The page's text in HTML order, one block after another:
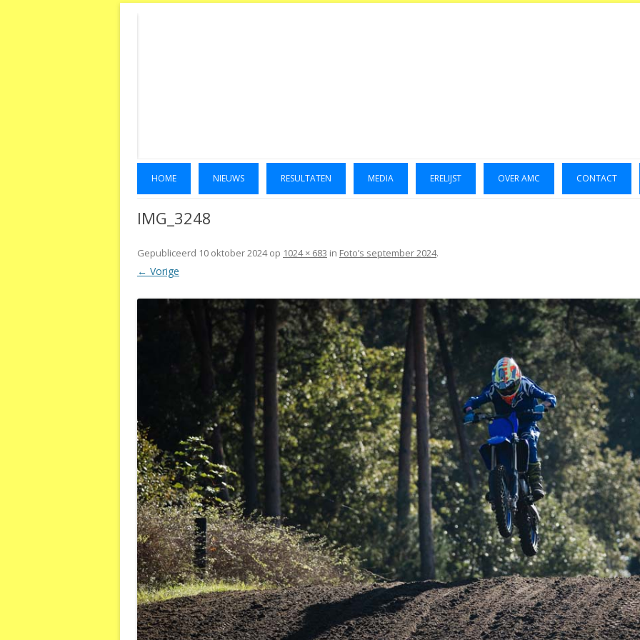
HOME NIEUWS RESULTATEN MEDIA
FOTO’S OKTOBER 2023
FOTO’S SEPTEMBER 2024
FOTO’S MAART 2025
FOTO’S OKTOBER 2025
ERELIJST OVER AMC CONTACT
IMG_3248
Gepubliceerd 10 oktober 2024op 1024 × 683 in Foto’s september 2024.
← Vorige